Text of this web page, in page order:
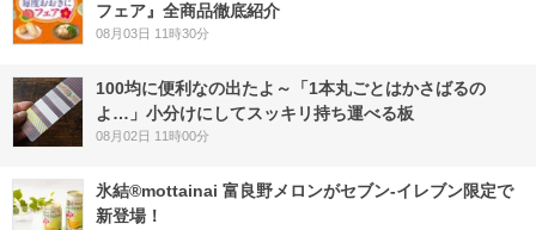
フェア』全商品徹底紹介
08月03日 11時30分
100均に便利なの出たよ～「1本丸ごとはかさばるの
よ…」小分けにしてスッキリ持ち運べる板
08月02日 11時00分
氷結®mottainai 富良野メロンがセブン‐イレブン限定で
新登場！